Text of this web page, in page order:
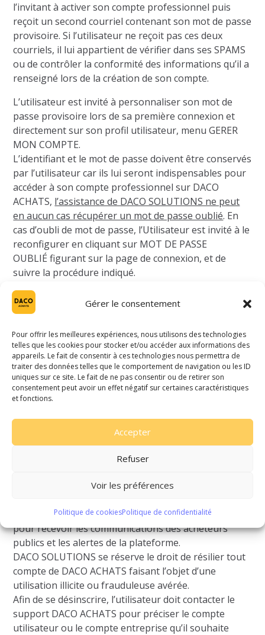
Gérer le consentement
Pour offrir les meilleures expériences, nous utilisons des technologies
telles que les cookies pour stocker et/ou accéder aux informations des
appareils. Le fait de consentir à ces technologies nous permettra de
traiter des données telles que le comportement de navigation ou les ID
uniques sur ce site. Le fait de ne pas consentir ou de retirer son
consentement peut avoir un effet négatif sur certaines caractéristiques
et fonctions.
Accepter
Refuser
Voir les préférences
Politique de cookiesPolitique de confidentialité
l’invitant à activer son compte professionnel puis
reçoit un second courriel contenant son mot de passe
provisoire. Si l’utilisateur ne reçoit pas ces deux
courriels, il lui appartient de vérifier dans ses SPAMS
ou de contrôler la conformité des informations qu’il a
renseigné lors de la création de son compte.
L’utilisateur est invité à personnaliser son mot de
passe provisoire lors de sa première connexion et
directement sur son profil utilisateur, menu GERER
MON COMPTE.
L’identifiant et le mot de passe doivent être conservés
par l’utilisateur car ils lui seront indispensables pour
accéder à son compte professionnel sur DACO
ACHATS, l’assistance de DACO SOLUTIONS ne peut
en aucun cas récupérer un mot de passe oublié. En
cas d’oubli de mot de passe, l’Utilisateur est invité à le
reconfigurer en cliquant sur MOT DE PASSE
OUBLIÉ figurant sur la page de connexion, et de
suivre la procédure indiqué.
compte et la première connexion utilisateur sont
définis dans la page
Le mot de passe doit être choisi par l’utilisateur de
façon qu’il ne puisse pas être deviné par un tiers en
respectant les règles de sécurité précisées sur la
page de création de compte. L’utilisateur s’engage à
en préserver la confidentialité.
L’utilisateur s’engage à avertir immédiatement
autorisée de ses informations professionnelles,
DACO SOLUTIONS ne pouvant être tenu pour
responsable des dommages éventuellement causés
adresse électronique valide lors de son inscription
pour recevoir les communications des acheteurs
publics et les alertes de la plateforme.
DACO SOLUTIONS se réserve le droit de résilier tout
compte de DACO ACHATS faisant l’objet d’une
utilisation illicite ou frauduleuse avérée.
Afin de se désinscrire, l’utilisateur doit contacter le
support DACO ACHATS pour préciser le compte
utilisateur ou le compte entreprise qu’il souhaite